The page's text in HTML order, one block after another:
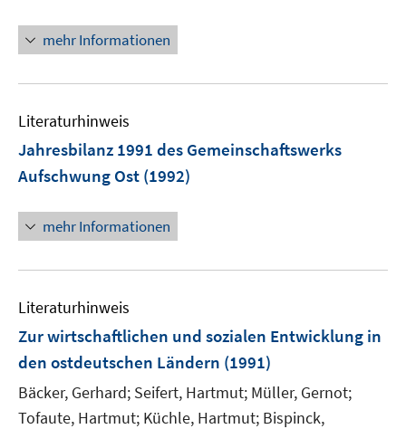
mehr Informationen
Literaturhinweis
Jahresbilanz 1991 des Gemeinschaftswerks
Aufschwung Ost (1992)
mehr Informationen
Literaturhinweis
Zur wirtschaftlichen und sozialen Entwicklung in
den ostdeutschen Ländern (1991)
Bäcker, Gerhard; Seifert, Hartmut; Müller, Gernot;
Tofaute, Hartmut; Küchle, Hartmut; Bispinck,